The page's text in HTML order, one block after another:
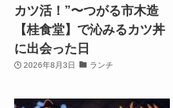
カツ活！”〜つがる市木造
【桂食堂】で沁みるカツ丼
に出会った日
2026年8月3日 ランチ